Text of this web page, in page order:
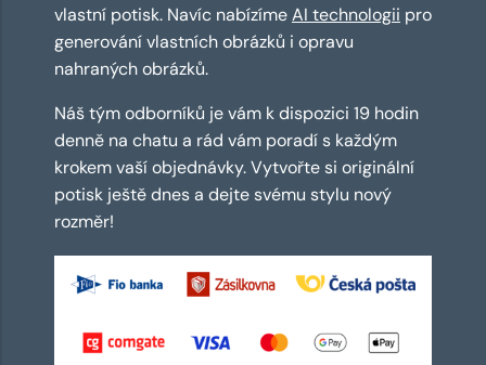
vlastní potisk. Navíc nabízímeAI technologii pro
generování vlastních obrázků i opravu
nahraných obrázků.
Náš tým odborníků je vám k dispozici 19 hodin
denně na chatu a rád vám poradí s každým
krokem vaší objednávky. Vytvořte si originální
potisk ještě dnes a dejte svému stylu nový
rozměr!